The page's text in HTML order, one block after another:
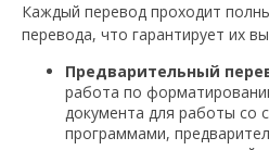
Каждый перевод проходит
перевода, что гарантирует их
Предварительный
работа по
документа для работы со
программами,